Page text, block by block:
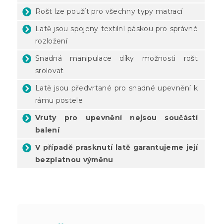
Rošt lze použít pro všechny typy matrací
Latě jsou spojeny textilní páskou pro správné
rozložení
Snadná manipulace díky možnosti rošt
srolovat
Latě jsou předvrtané pro snadné upevnění k
rámu postele
Vruty pro upevnění nejsou součástí
balení
V případě prasknutí latě garantujeme její
bezplatnou výměnu